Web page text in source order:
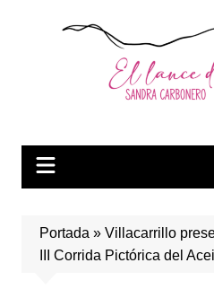
Portada » Villacarrillo
III Corrida Pictórica del